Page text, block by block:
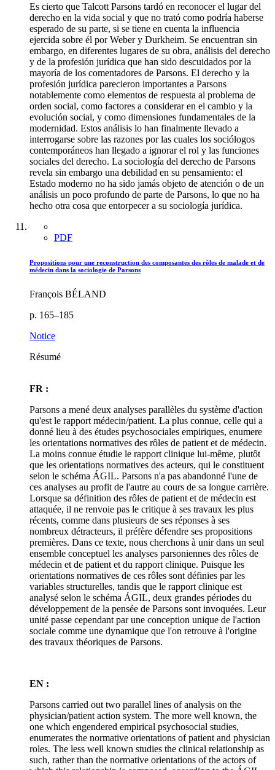
Es cierto que Talcott Parsons tardó en reconocer el lugar del
derecho en la vida social y que no trató como podría haberse
esperado de su parte, si se tiene en cuenta la influencia
ejercida sobre él por Weber y Durkheim. Se encuentran sin
embargo, en diferentes lugares de su obra, análisis del derecho
y de la profesión jurídica que han sido descuidados por la
mayoría de los comentadores de Parsons. El derecho y la
profesión jurídica parecieron importantes a Parsons
notablemente como elementos de respuesta al problema de
orden social, como factores a considerar en el cambio y la
evolución social, y como dimensiones fundamentales de la
modernidad. Estos análisis lo han finalmente llevado a
interrogarse sobre las razones por las cuales los sociólogos
contemporáneos han llegado a ignorar el rol y las funciones
sociales del derecho. La sociología del derecho de Parsons
revela sin embargo una debilidad en su pensamiento: el
Estado moderno no ha sido jamás objeto de atención o de un
análisis un poco profundo de parte de Parsons, lo que no ha
hecho otra cosa que entorpecer a su sociología jurídica.
PDF
Propositions pour une reconstruction des composantes des rôles de malade et de
médecin dans la sociologie de Parsons
François BÉLAND
p. 165–185
Notice
Résumé
FR :
Parsons a mené deux analyses parallèles du système d'action
qu'est le rapport médecin/patient. La plus connue, celle qui a
donné lieu à des études psychosociales empiriques, enumere
les orientations normatives des rôles de patient et de médecin.
La moins connue étudie le rapport clinique lui-même, plutôt
que les orientations normatives des acteurs, qui le constituent
selon le schéma ÁGIL. Parsons n'a pas abandonné l'une de
ces analyses au profit de l'autre au cours de sa longue carrière.
Lorsque sa définition des rôles de patient et de médecin est
attaquée, il ne renvoie pas le critique à ses travaux les plus
récents, comme dans plusieurs de ses réponses à ses
nombreux détracteurs, il préfère défendre ses propositions
premières. Dans ce texte, nous cherchons à unir dans un seul
ensemble conceptuel les analyses parsoniennes des rôles de
médecin et de patient et du rapport clinique. Puisque les
orientations normatives de ces rôles sont définies par les
variables structurelles, tandis que le rapport clinique est
analysé selon le schéma ÁGIL, deux grandes périodes du
développement de la pensée de Parsons sont invoquées. Leur
unité passe cependant par une conception unique de l'action
sociale comme une dynamique que l'on retrouve à l'origine
des travaux théoriques de Parsons.
EN :
Parsons carried out two parallel lines of analysis on the
physician/patient action system. The more well known, the
one which engendered empirical psychosocial studies,
enumerates the normative orientations of patient and physician
roles. The less well known studies the clinical relationship as
such, rather than the normative orientations of the actors of